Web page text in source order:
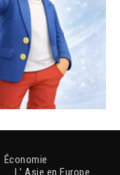
Économie
L’ Asie en Europe